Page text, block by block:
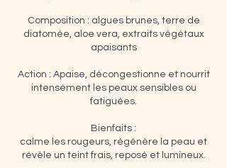
Composition : algues brunes, terre de
diatomée, aloe vera, extraits végétaux
apaisants
Action : Apaise, décongestionne et nourrit
intensément les peaux sensibles ou
fatiguées.
Bienfaits :
calme les rougeurs, régénère la peau et
révèle un teint frais, reposé et lumineux.